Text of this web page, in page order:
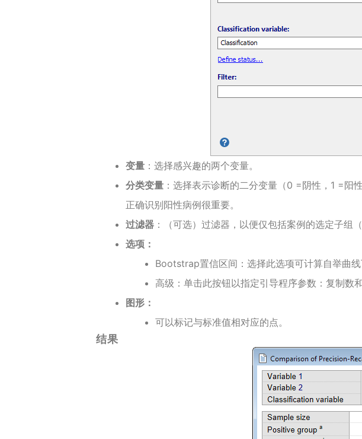
变量 ：选择感兴趣的两个变量。
分类变量 ：选择表示诊断的二分变量（0 =阴性，1 =阳性
正确识别阳性病例很重要。
过滤器 ：（可选）过滤器，以便仅包括案例的选定子组
选项：
Bootstrap置信区间：选择此选项可计算自举曲
高级：单击此按钮以指定引导程序参数：复制数
图形：
可以标记与标准值相对应的点。
结果